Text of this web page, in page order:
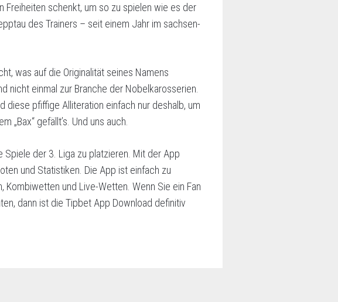
Freiheiten schenkt, um so zu spielen wie es der
des Trainers – seit einem Jahr im sachsen-
was auf die Originalität seines Namens
nicht einmal zur Branche der Nobelkarosserien.
diese pfiffige Alliteration einfach nur deshalb, um
„Bax“ gefällt’s. Und uns auch.
der 3. Liga zu platzieren. Mit der App
und Statistiken. Die App ist einfach zu
und Live-Wetten. Wenn Sie ein Fan
dann ist die Tipbet App Download definitiv